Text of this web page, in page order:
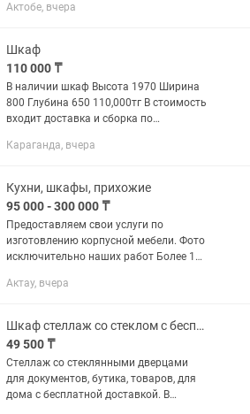
ЗАМЕР В ПРЕДЕЛАХ АКТОБЕ
любой...
Актобе, вчера
Шкаф
110 000 ₸
В наличии шкаф Высота 1970 Ширина
800 Глубина 650 110,000тг В стоимость
входит доставка и сборка по
Изготовим шкафы Выезд на замер
Караганда, вчера
Кухни, шкафы, прихожие
95 000 - 300 000 ₸
Предоставляем свои услуги по
изготовлению корпусной мебели. Фото
исключительно наших работ Более 10
совесть Любой сложности •Кухни
Актау, вчера
Шкаф стеллаж со стеклом с бесплатной доставкой
49 500 ₸
Стеллаж со стеклянными дверцами
для документов, бутика, товаров, для
дома с бесплатной доставкой. В